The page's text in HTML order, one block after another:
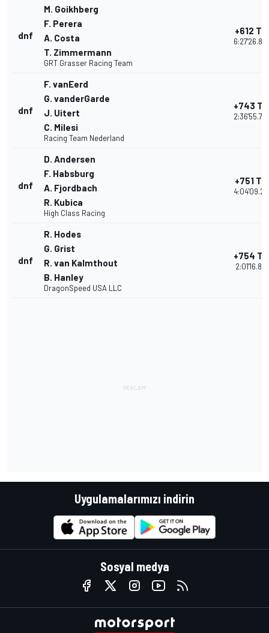
dnf
M. Goikhberg
F. Perera
A. Costa
T. Zimmermann
GRT Grasser Racing Team
+612
dnf
F. vanEerd
G. vanderGarde
J. Uitert
C. Milesi
Racing Team Nederland
+743
dnf
D. Andersen
F. Habsburg
A. Fjordbach
R. Kubica
High Class Racing
+751
dnf
R. Hodes
G. Grist
R. van Kalmthout
B. Hanley
DragonSpeed USA LLC
+754
2:01'16.878
Uygulamalarımızı indirin
Sosyal medya